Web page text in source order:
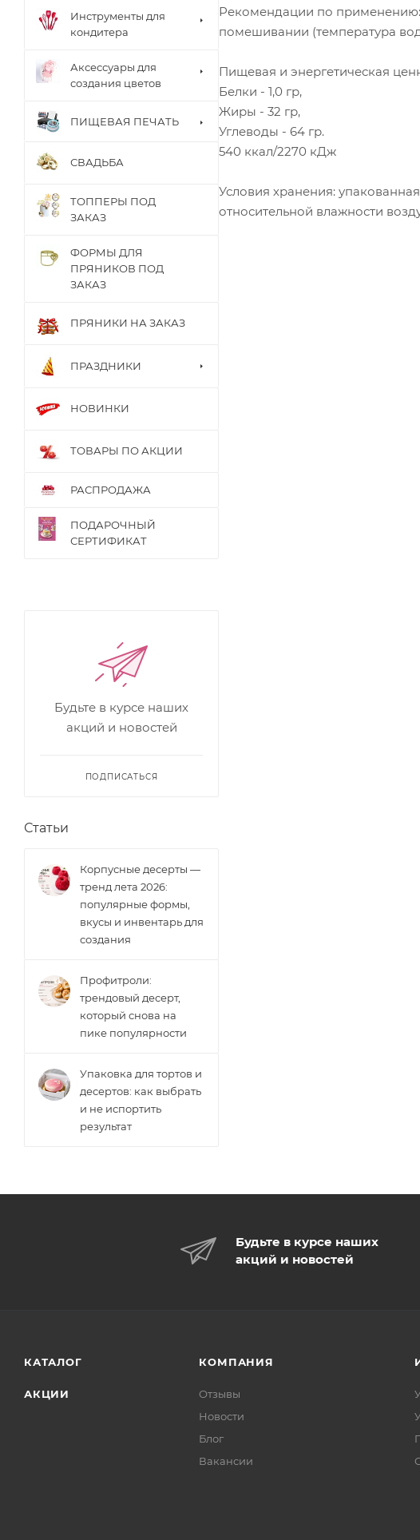
Рекомендации по применению:
помешивании (температура
Пищевая и энергетическая
Белки - 1,0 гр,
Жиры - 32 гр,
Углеводы - 64 гр.
540 ккал/2270 кДж
Условия хранения:
относительной влажности
Инструменты для
кондитера
Аксессуары для
создания цветов
ПИЩЕВАЯ ПЕЧАТЬ
СВАДЬБА
ТОППЕРЫ ПОД
ЗАКАЗ
ФОРМЫ ДЛЯ
ПРЯНИКОВ ПОД
ЗАКАЗ
ПРЯНИКИ НА ЗАКАЗ
ПРАЗДНИКИ
НОВИНКИ
ТОВАРЫ ПО АКЦИИ
РАСПРОДАЖА
ПОДАРОЧНЫЙ
СЕРТИФИКАТ
Будьте в курсе наших
акций и новостей
ПОДПИСАТЬСЯ
Статьи
Корпусные десерты —
тренд лета 2026:
популярные формы,
вкусы и инвентарь для
создания
Профитроли:
трендовый десерт,
который снова на
пике популярности
Упаковка для тортов и
десертов: как выбрать
и не испортить
результат
Будьте в курсе наших
акций и новостей
КАТАЛОГ
АКЦИИ
КОМПАНИЯ
Отзывы
Новости
Блог
Вакансии